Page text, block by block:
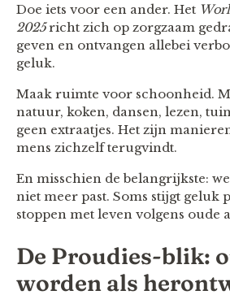
Doe iets voor een ander. Het
2025richt zich op zorgzaam
geven en ontvangen allebei
geluk.
Maak ruimte voor schoonheid.
natuur, koken, dansen, lezen,
geen extraatjes. Het zijn
mens zichzelf terugvindt.
En misschien de belangrijkste:
niet meer past. Soms stijgt geluk
stoppen met leven volgens oude
De Proudies-blik:
worden als